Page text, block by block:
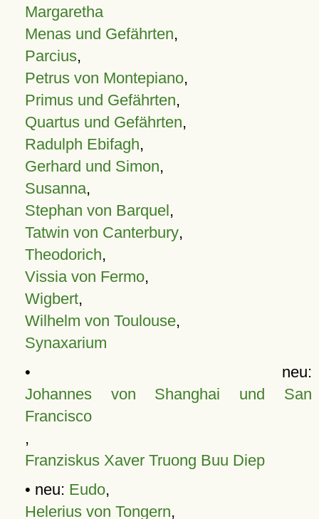
Margaretha
Menas und Gefährten,
Parcius,
Petrus von Montepiano,
Primus und Gefährten,
Quartus und Gefährten,
Radulph Ebifagh,
Gerhard und Simon,
Susanna,
Stephan von Barquel,
Tatwin von Canterbury,
Theodorich,
Vissia von Fermo,
Wigbert,
Wilhelm von Toulouse,
Synaxarium
• neu:
Johannes von Shanghai und San
Francisco
,
Franziskus Xaver Truong Buu Diep
• neu: Eudo,
Helerius von Tongern,